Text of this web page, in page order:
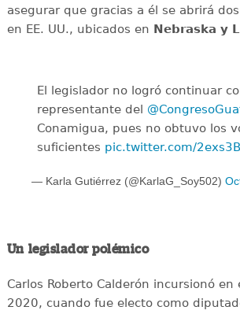
asegurar que gracias a él se abrirá
en EE. UU., ubicados en Nebraska y
El legislador no logró continuar
representante del
Conamigua, pues no obtuvo los
suficientes pic.twitter.com/
— Karla Gutiérrez (@KarlaG_Soy502)
Un legislador polémico
Carlos Roberto Calderón incursionó en
2020, cuando fue electo como